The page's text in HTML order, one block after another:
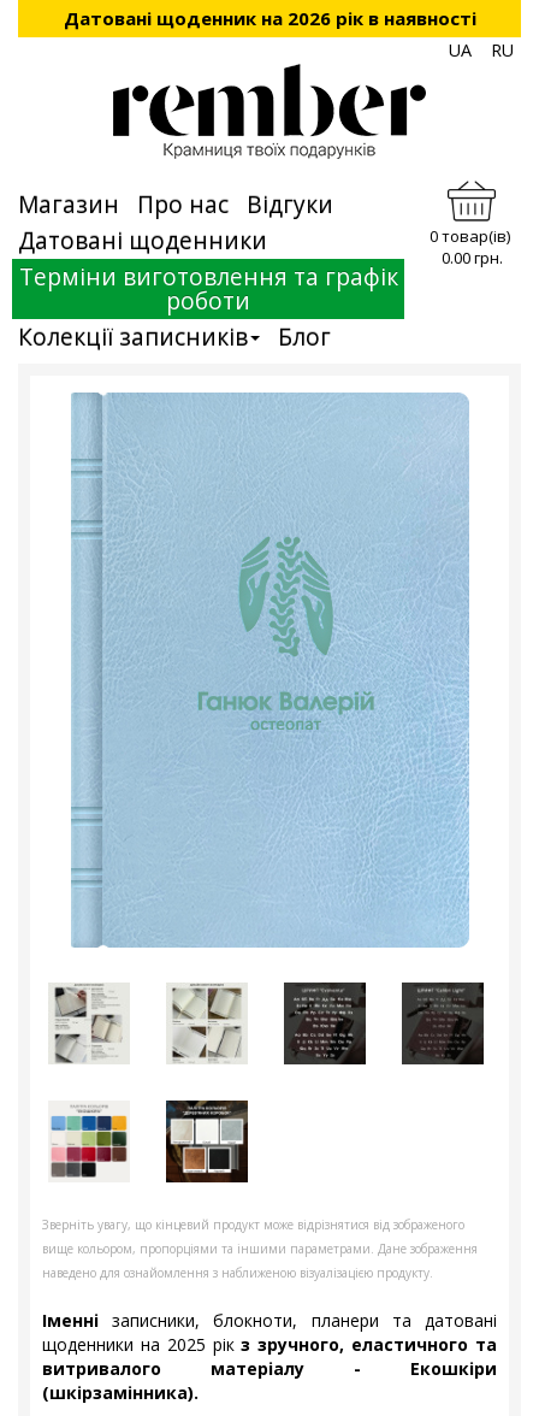
Датовані щоденник на 2026 рік в наявності
UA RU
Магазин Про нас
Відгуки
Датовані щоденники
Терміни виготовлення та графік
роботи
Колекції записників
Блог
0 товар(ів)
0.00 грн.
Зверніть увагу, що кінцевий продукт може відрізнятися від зображеного
вище кольором, пропорціями та іншими параметрами. Дане зображення
наведено для ознайомлення з наближеною візуалізацією продукту.
Іменні записники, блокноти, планери та датовані
щоденники на 2025 рікз зручного, еластичного та
витривалого матеріалу - Екошкіри
(шкірзамінника).